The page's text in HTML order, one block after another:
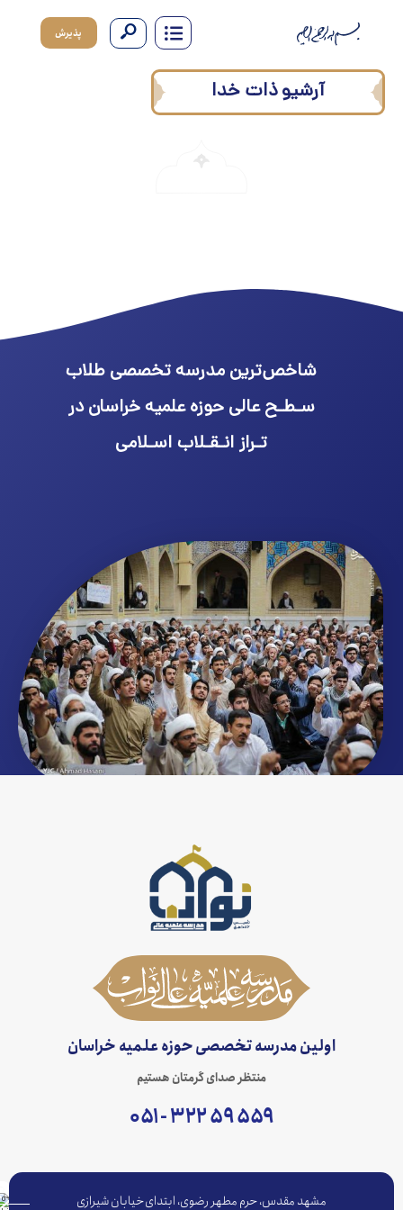
آرشیو ذات خدا
شاخص‌ترین مدرسه تخصصی طلاب
سـطـح عالی حوزه علمیه خراسان در
تـراز انـقـلاب اسـلامی
اولین مدرسه تخصصی حوزه علمیه خراسان
منتظر صدای گرمتان هستیم
مشهد مقدس، حرم مطهر رضوی، ابتدای خیابان شیرازی